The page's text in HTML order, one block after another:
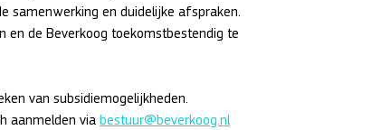
samenwerking en duidelijke afspraken.
en de Beverkoog toekomstbestendig te
van subsidiemogelijkheden.
aanmelden via bestuur@beverkoog.nl